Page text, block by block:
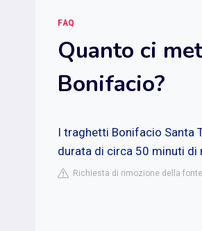
FAQ
Quanto ci
Bonifacio?
I traghetti Bonifacio Santa
durata di circa 50 minuti di
Richiesta di rimozione della fonte